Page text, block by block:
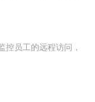
控员工的远程访问，